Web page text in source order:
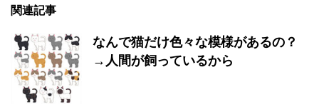
関連記事
なんで猫だけ色々な模様があるの？
→人間が飼っているから